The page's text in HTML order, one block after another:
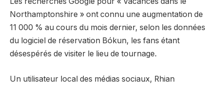
Northamptonshire » ont connu une augmentation de
11 000 % au cours du mois dernier, selon les données
du logiciel de réservation Bókun, les fans étant
désespérés de visiter le lieu de tournage.
Un utilisateur local des médias sociaux, Rhian